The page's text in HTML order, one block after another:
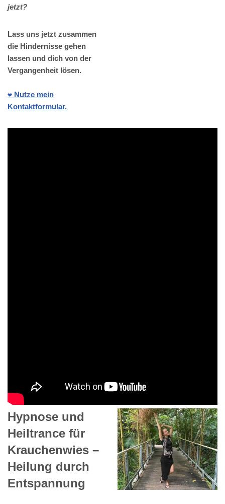
jetzt?
Lass uns jetzt zusammen
die Hindernisse gehen
lassen und dich von der
Vergangenheit lösen.
❤️ Nutze mein
Kontaktformular.
Hypnose und
Heiltrance für
Krauchenwies –
Heilung durch
Entspannung